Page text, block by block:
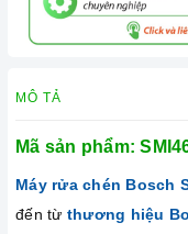
MÔ TẢ
Mã sản phẩm:
Máy rửa chén Bosch
đến từ thương hiệu